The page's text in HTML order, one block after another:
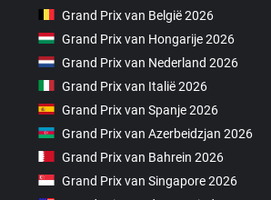
Grand Prix van België 2026
Grand Prix van Hongarije 2026
Grand Prix van Nederland 2026
Grand Prix van Italië 2026
Grand Prix van Spanje 2026
Grand Prix van Azerbeidzjan 2026
Grand Prix van Bahrein 2026
Grand Prix van Singapore 2026